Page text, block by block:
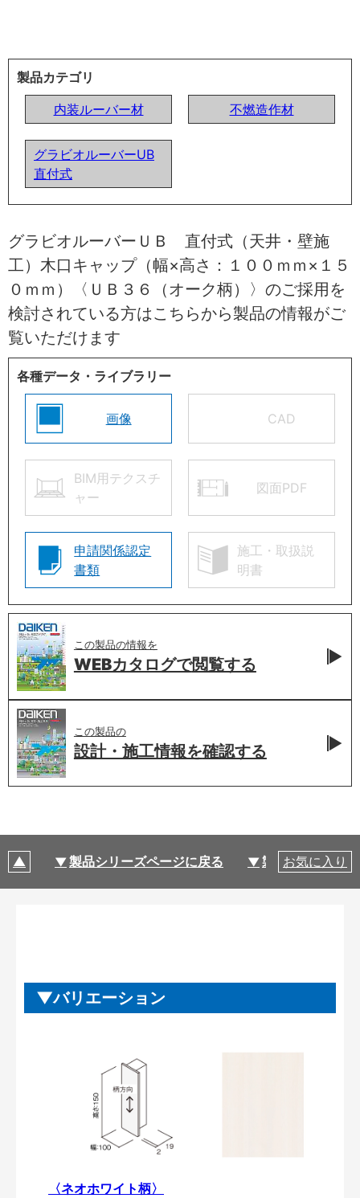
製品カテゴリ
内装ルーバー材
不燃造作材
グラビオルーバーUB
直付式
グラビオルーバーＵＢ 直付式（天井・壁施
工）木口キャップ（幅×高さ：１００ｍｍ×１５
０ｍｍ）〈ＵＢ３６（オーク柄）〉のご採用を
検討されている方はこちらから製品の情報がご
覧いただけます
各種データ・ライブラリー
画像 CAD
BIM用テクスチ
ャー
図面PDF
申請関係認定
書類
施工・取扱説
明書
この製品の情報を
WEBカタログで閲覧する
この製品の
設計・施工情報を確認する
製品シリーズページに戻る 製品仕様
お気に入り
バリエーション
〈ネオホワイト柄〉